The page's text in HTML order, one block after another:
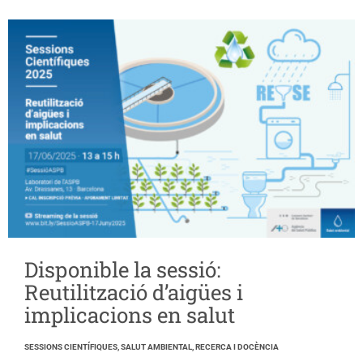
Disponible la sessió:
Reutilització d’aigües i
implicacions en salut
SESSIONS CIENTÍFIQUES, SALUT AMBIENTAL, RECERCA I DOCÈNCIA